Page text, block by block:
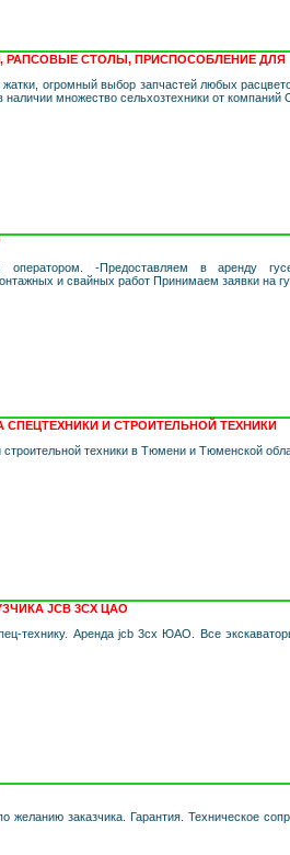
РАПСОВЫЕ СТОЛЫ, ПРИСПОСОБЛЕНИЕ ДЛЯ
огромный выбор запчастей любых
наличии множество сельхозтехники от
оператором. -Предоставляем в аренду
и свайных работ Принимаем заявки на
СПЕЦТЕХНИКИ И СТРОИТЕЛЬНОЙ ТЕХНИКИ
строительной техники в Тюмени и Тюменской
JCB 3CX ЦАО
технику. Аренда jcb 3cx ЮАО. Все
желанию заказчика. Гарантия. Техническое